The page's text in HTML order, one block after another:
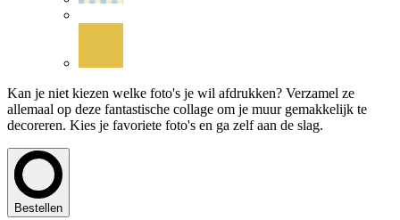
Kan je niet kiezen welke foto's je wil afdrukken? Verzamel ze
allemaal op deze fantastische collage om je muur gemakkelijk te
decoreren. Kies je favoriete foto's en ga zelf aan de slag.
Bestellen